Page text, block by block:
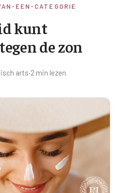
EEN-CATEGORIE
kunt
de zon
arts·2 min lezen